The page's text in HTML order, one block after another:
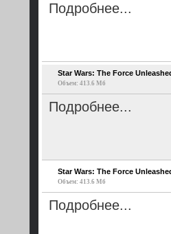
Подробнее...
Star Wars: The Force
Объем: 413.6 Мб
Подробнее...
Star Wars: The Force
Объем: 413.6 Мб
Подробнее...